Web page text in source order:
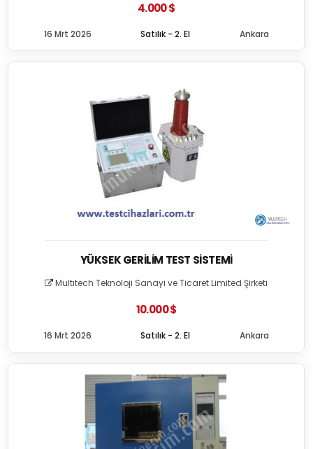
4.000 $
Satılık - 2. El
16 Mrt 2026 Ankara
YÜKSEK GERILIM TEST SISTEMI
Multıtech Teknoloji Sanayi ve Ticaret Limited Şirketi
10.000 $
Satılık - 2. El
16 Mrt 2026 Ankara